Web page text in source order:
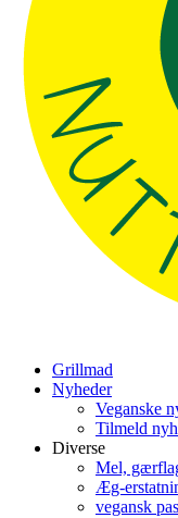
Grillmad
Nyheder
Veganske
Tilmeld
Diverse
Mel,
Æg-
vegansk